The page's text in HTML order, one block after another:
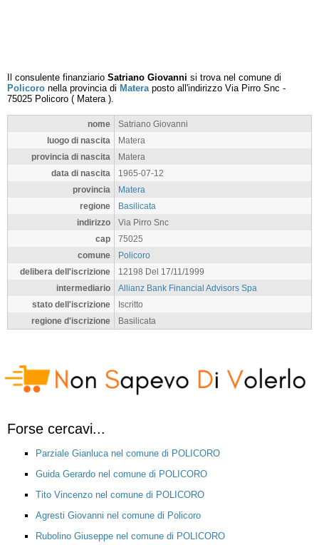
Il consulente finanziario Satriano Giovanni si trova nel comune di
Policoro nella provincia di Materaposto all'indirizzo Via Pirro Snc -
75025 Policoro ( Matera).
nome
Satriano Giovanni
luogo di nascita
Matera
provincia di nascita
Matera
data di nascita
1965-07-12
provincia
Matera
regione
Basilicata
indirizzo
Via Pirro Snc
cap
75025
comune
Policoro
delibera dell'iscrizione
12198 Del 17/11/1999
intermediario
Allianz Bank Financial Advisors Spa
stato dell'iscrizione
Iscritto
regione d'iscrizione
Basilicata
Forse cercavi...
Parziale Gianluca nel comune di POLICORO
Guida Gerardo nel comune di POLICORO
Tito Vincenzo nel comune di POLICORO
Agresti Giovanni nel comune di Policoro
Rubolino Giuseppe nel comune di POLICORO